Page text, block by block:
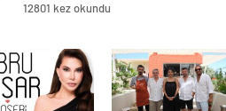
12801 kez okundu